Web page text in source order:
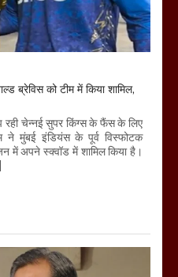
ब्रेविस को टीम में किया शामिल,
चेन्नई सुपर किंग्स के फैंस के लिए
मुंबई इंडियंस के पूर्व विस्फोटक
में अपने स्क्वॉड में शामिल किया है।